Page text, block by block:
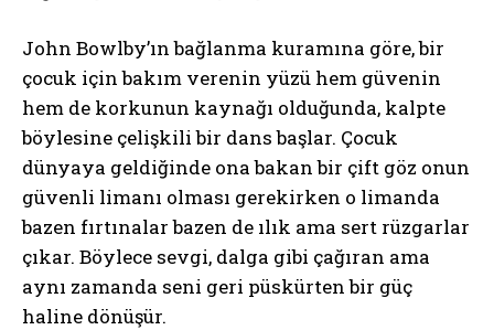
John Bowlby’ın bağlanma kuramına göre, bir
çocuk için bakım verenin yüzü hem güvenin
hem de korkunun kaynağı olduğunda, kalpte
böylesine çelişkili bir dans başlar. Çocuk
dünyaya geldiğinde ona bakan bir çift göz onun
güvenli limanı olması gerekirken o limanda
bazen fırtınalar bazen de ılık ama sert rüzgarlar
çıkar. Böylece sevgi, dalga gibi çağıran ama
aynı zamanda seni geri püskürten bir güç
haline dönüşür.